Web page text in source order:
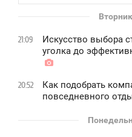
21:09
Искусство выбора
уголка до
20:52
Как подобрать
повседневного